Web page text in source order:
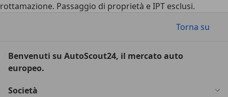
rottamazione. Passaggio di proprietà e IPT esclusi.
Torna su
Benvenuti su AutoScout24, il mercato auto
europeo.
Società